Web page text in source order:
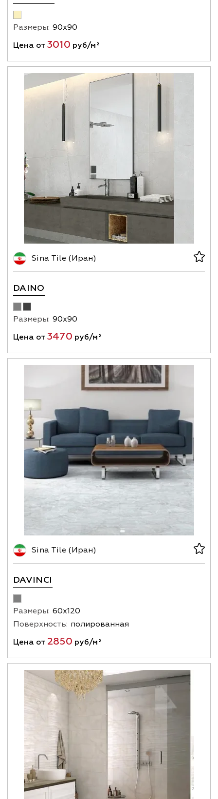
Размеры: 90х90
Цена от 3010 руб/м²
Sina Tile (Иран)
DAINO
Размеры: 90х90
Цена от 3470 руб/м²
Sina Tile (Иран)
DAVINCI
Размеры: 60х120
Поверхность: полированная
Цена от 2850 руб/м²